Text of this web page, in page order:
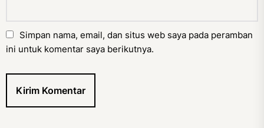
Simpan nama, email, dan situs web saya pada peramban
ini untuk komentar saya berikutnya.